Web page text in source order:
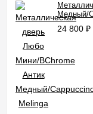
Медный/
24 800 ₽